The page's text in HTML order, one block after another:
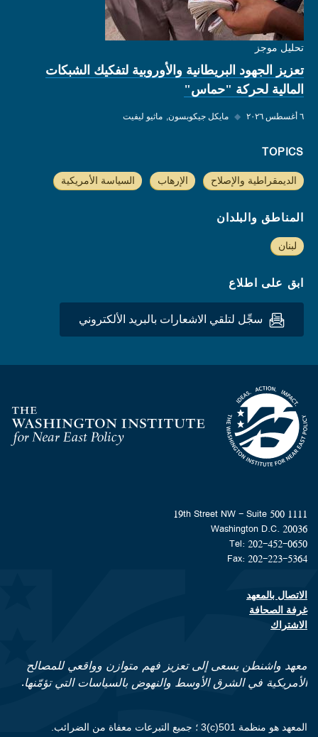
تحليل موجز
تعزيز الجهود البريطانية والأوروبية لتفكيك الشبكات
المالية لحركة "حماس"
٦ أغسطس ٢٠٢٦ ◆ مايكل جيكوبسون ماثيو ليفيت
TOPICS
الديمقراطية والإصلاح الإرهاب السياسة الأمريكية
المناطق والبلدان
لبنان
ابق على اطلاع
سجِّل لتلقي الاشعارات بالبريد الألكتروني
Homepage
1111 19th Street NW - Suite 500
Washington D.C. 20036
Tel: 202-452-0650
Fax: 202-223-5364
Footer contact links
الاتصال بالمعهد
غرفة الصحافة
الاشتراك
معهد واشنطن يسعى إلى تعزيز فهم متوازن وواقعي للمصالح
الأمريكية في الشرق الأوسط والنهوض بالسياسات التي تؤمّنها.
المعهد هو منظمة 501(c)3 ؛ جميع التبرعات معفاة من الضرائب.